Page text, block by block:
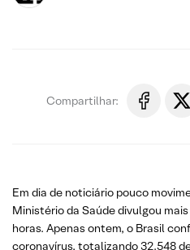
Compartilhar:
Em dia de noticiário pouco
Ministério da Saúde divulgou
horas. Apenas ontem, o Brasil
coronavírus, totalizando 32.548